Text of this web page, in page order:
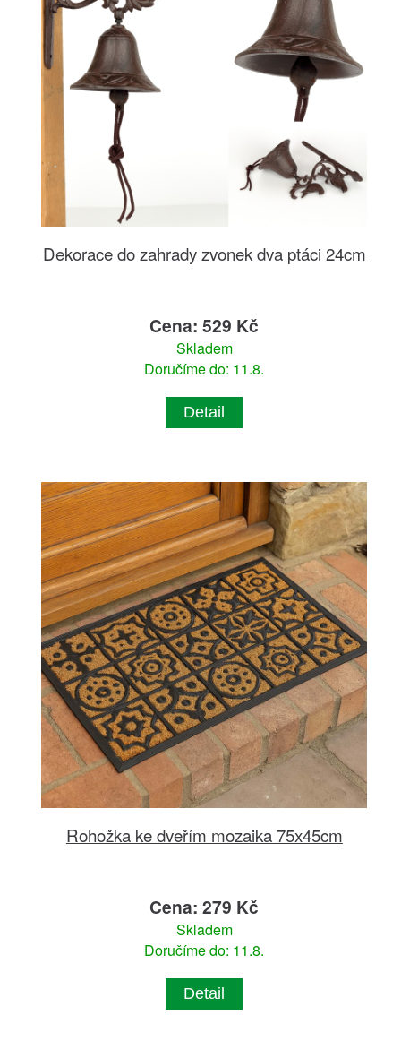
Dekorace do zahrady zvonek dva ptáci 24cm
Cena: 529 Kč
Skladem
Doručíme do: 11.8.
Detail
Rohožka ke dveřím mozaika 75x45cm
Cena: 279 Kč
Skladem
Doručíme do: 11.8.
Detail